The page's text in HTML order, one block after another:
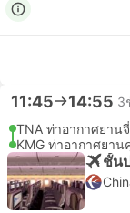
11:45 14:55 3
TNA ท่าอากาศยาน
KMG ท่าอากาศยาน
ชั้น